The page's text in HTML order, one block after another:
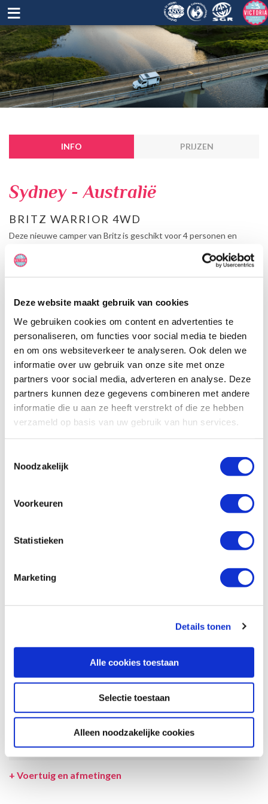
Deze website maakt gebruik van cookies
We gebruiken cookies om content en advertenties te
personaliseren, om functies voor social media te bieden
en om ons websiteverkeer te analyseren. Ook delen we
informatie over uw gebruik van onze site met onze
partners voor social media, adverteren en analyse. Deze
partners kunnen deze gegevens combineren met andere
informatie die u aan ze heeft verstrekt of die ze hebben
verzameld op basis van uw gebruik van hun services.
Noodzakelijk
Voorkeuren
Statistieken
Marketing
Details tonen
Alle cookies toestaan
Selectie toestaan
Alleen noodzakelijke cookies
≡
INFO PRIJZEN
Sydney - Australië
BRITZ WARRIOR 4WD
Deze nieuwe camper van Britz is geschikt voor 4 personen en
dak. Koken doe je in de buitenkeuken terwijl je geniet in de natuur!
Specificaties, tekeningen en plattegrond van de camper zijn
slechts ter illustratie. De aangegeven hoeveelheid bedden is geen
Afmetingen en het interieur kunnen in werkelijkheid afwijken van
beschrijving en tekeningen en ook tussentijds gewijzigd worden.
SPECIFICATIES CAMPER
VERZEKERINGEN
LEVERANCIER
+ Voertuig en afmetingen